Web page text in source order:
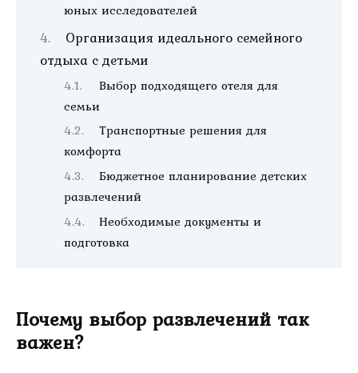
юных исследователей
Организация идеального семейного
отдыха с детьми
Выбор подходящего отеля для
семьи
Транспортные решения для
комфорта
Бюджетное планирование детских
развлечений
Необходимые документы и
подготовка
Почему выбор развлечений так
важен?